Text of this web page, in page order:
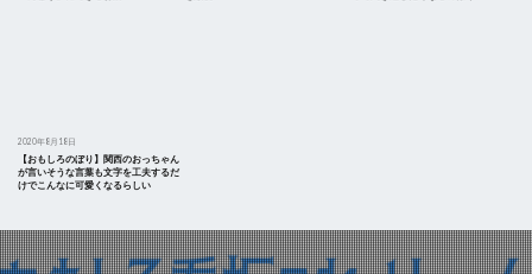
2020年8月18日
【おもしろのぼり】関西のおっちゃん
が言いそうな言葉も文字を工夫するだ
けでこんなに可愛くなるらしい